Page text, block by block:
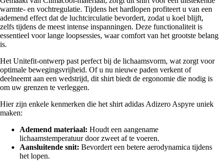
warmte- en vochtregulatie. Tijdens het hardlopen profiteert u van een
ademend effect dat de luchtcirculatie bevordert, zodat u koel blijft,
zelfs tijdens de meest intense inspanningen. Deze functionaliteit is
essentieel voor lange loopsessies, waar comfort van het grootste belang
is.
Het Unitefit-ontwerp past perfect bij de lichaamsvorm, wat zorgt voor
optimale bewegingsvrijheid. Of u nu nieuwe paden verkent of
deelneemt aan een wedstrijd, dit shirt biedt de ergonomie die nodig is
om uw grenzen te verleggen.
Hier zijn enkele kenmerken die het shirt adidas Adizero Aspyre uniek
maken:
Ademend materiaal: Houdt een aangename
lichaamstemperatuur door zweet af te voeren.
Aansluitende snit: Bevordert een betere aerodynamica tijdens
het lopen.